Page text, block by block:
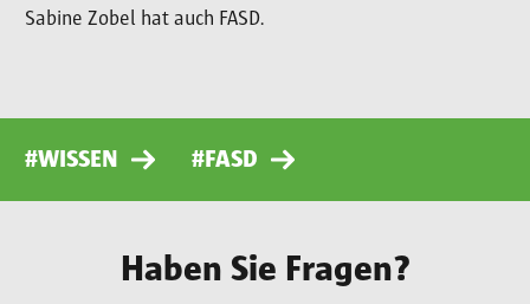
Sabine Zobel hat auch FASD.
#WISSEN #FASD
Haben Sie Fragen?